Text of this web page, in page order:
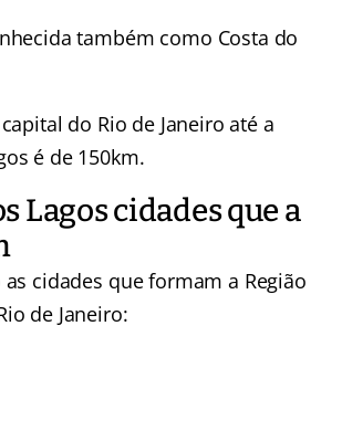
também como Costa do
do Rio de Janeiro até a
é de 150km.
Lagos cidades que a
cidades que formam a Região
de Janeiro: